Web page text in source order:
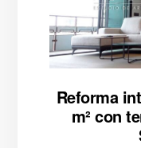
Reforma
m² con